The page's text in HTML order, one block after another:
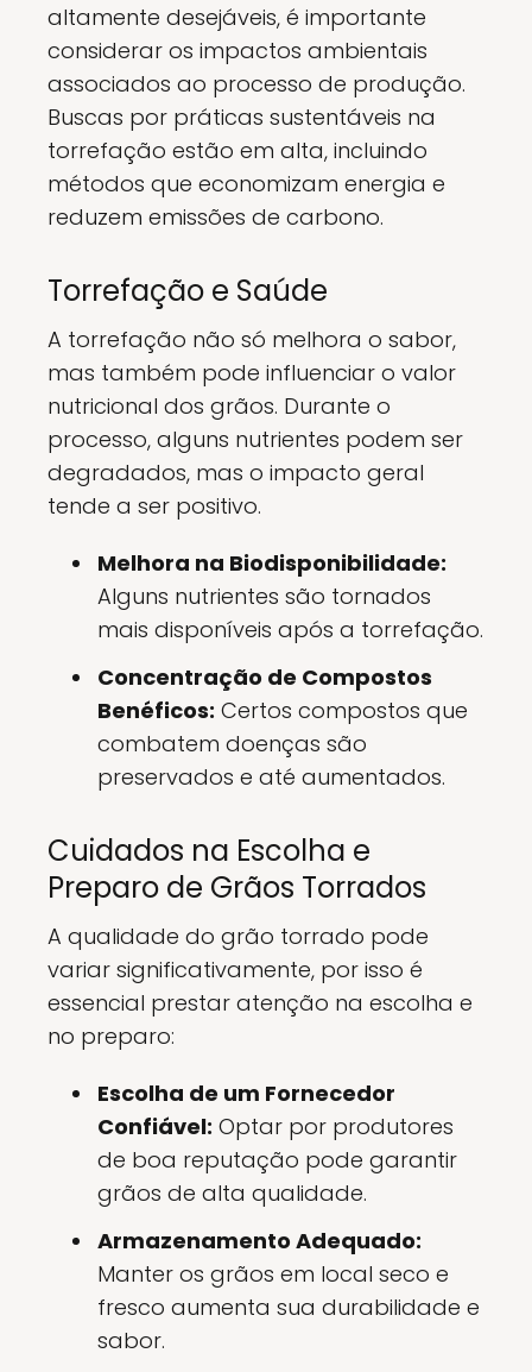
altamente desejáveis, é importante
considerar os impactos ambientais
associados ao processo de produção.
Buscas por práticas sustentáveis na
torrefação estão em alta, incluindo
métodos que economizam energia e
reduzem emissões de carbono.
Torrefação e Saúde
A torrefação não só melhora o sabor,
mas também pode influenciar o valor
nutricional dos grãos. Durante o
processo, alguns nutrientes podem ser
degradados, mas o impacto geral
tende a ser positivo.
Melhora na Biodisponibilidade:
Alguns nutrientes são tornados
mais disponíveis após a torrefação.
Concentração de Compostos
Benéficos: Certos compostos que
combatem doenças são
preservados e até aumentados.
Cuidados na Escolha e
Preparo de Grãos Torrados
A qualidade do grão torrado pode
variar significativamente, por isso é
essencial prestar atenção na escolha e
no preparo:
Escolha de um Fornecedor
Confiável: Optar por produtores
de boa reputação pode garantir
grãos de alta qualidade.
Armazenamento Adequado:
Manter os grãos em local seco e
fresco aumenta sua durabilidade e
sabor.